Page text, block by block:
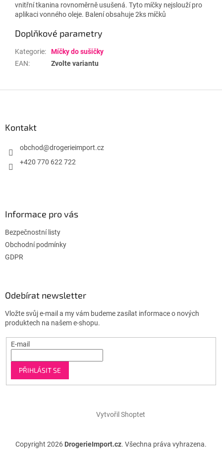
vnitřní tkanina rovnoměrně usušená. Tyto míčky nejslouží pro
aplikaci vonného oleje. Balení obsahuje 2ks míčků
Doplňkové parametry
Kategorie:
Míčky do sušičky
EAN: Zvolte variantu
Kontakt
obchod@drogerieimport.cz
+420 770 622 722
Informace pro vás
Bezpečnostní listy
Obchodní podmínky
GDPR
Odebírat newsletter
Vložte svůj e-mail a my vám budeme zasílat informace o nových
produktech na našem e-shopu.
E-mail
PŘIHLÁSIT SE
Vytvořil Shoptet
Copyright 2026 DrogerieImport.cz. Všechna práva vyhrazena.